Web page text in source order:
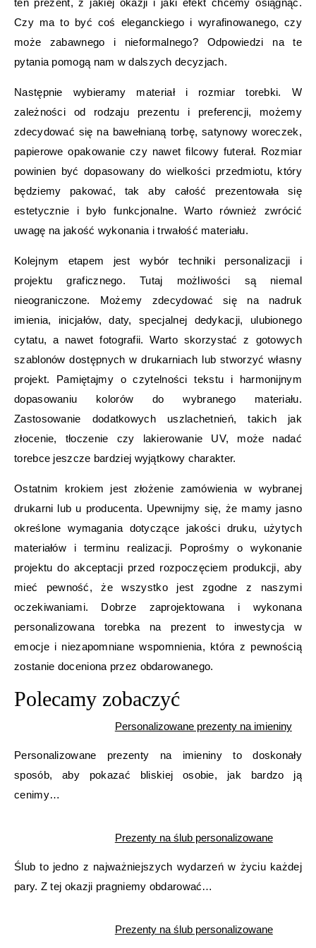
ten prezent, z jakiej okazji i jaki efekt chcemy osiągnąć.
Czy ma to być coś eleganckiego i wyrafinowanego, czy
może zabawnego i nieformalnego? Odpowiedzi na te
pytania pomogą nam w dalszych decyzjach.
Następnie wybieramy materiał i rozmiar torebki. W
zależności od rodzaju prezentu i preferencji, możemy
zdecydować się na bawełnianą torbę, satynowy woreczek,
papierowe opakowanie czy nawet filcowy futerał. Rozmiar
powinien być dopasowany do wielkości przedmiotu, który
będziemy pakować, tak aby całość prezentowała się
estetycznie i było funkcjonalne. Warto również zwrócić
uwagę na jakość wykonania i trwałość materiału.
Kolejnym etapem jest wybór techniki personalizacji i
projektu graficznego. Tutaj możliwości są niemal
nieograniczone. Możemy zdecydować się na nadruk
imienia, inicjałów, daty, specjalnej dedykacji, ulubionego
cytatu, a nawet fotografii. Warto skorzystać z gotowych
szablonów dostępnych w drukarniach lub stworzyć własny
projekt. Pamiętajmy o czytelności tekstu i harmonijnym
dopasowaniu kolorów do wybranego materiału.
Zastosowanie dodatkowych uszlachetnień, takich jak
złocenie, tłoczenie czy lakierowanie UV, może nadać
torebce jeszcze bardziej wyjątkowy charakter.
Ostatnim krokiem jest złożenie zamówienia w wybranej
drukarni lub u producenta. Upewnijmy się, że mamy jasno
określone wymagania dotyczące jakości druku, użytych
materiałów i terminu realizacji. Poprośmy o wykonanie
projektu do akceptacji przed rozpoczęciem produkcji, aby
mieć pewność, że wszystko jest zgodne z naszymi
oczekiwaniami. Dobrze zaprojektowana i wykonana
personalizowana torebka na prezent to inwestycja w
emocje i niezapomniane wspomnienia, która z pewnością
zostanie doceniona przez obdarowanego.
Polecamy zobaczyć
Personalizowane prezenty na imieniny
Personalizowane prezenty na imieniny to doskonały
sposób, aby pokazać bliskiej osobie, jak bardzo ją
cenimy…
Prezenty na ślub personalizowane
Ślub to jedno z najważniejszych wydarzeń w życiu każdej
pary. Z tej okazji pragniemy obdarować…
Prezenty na ślub personalizowane